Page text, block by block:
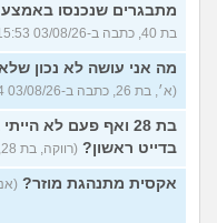
מתבגרים שנכנסו
בת 40, כתבה ב-03/08/26 15:53)
מה אני עושה לא נכון
(א׳, בת 26, כתבה ב-03/08/26 15:44)
בת 28 ואף פעם לא
בדייט ראשון? (רווקה, בת 28, כתבה ב-03/08/26 15:23)
אקסית מתנהגת מוזר? (אנונימי,